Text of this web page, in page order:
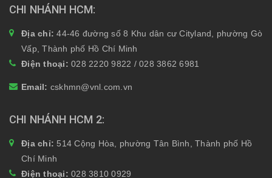
CHI NHÁNH HCM
Địa chỉ:44-46 đường số 8 Khu dân cư Cityland, phường Gò
Vấp, Thành phố Hồ Chí Minh
Điện thoại: 028 2220 9822 / 028 3862 6981
Email: cskhmn@vnl.com.vn
CHI NHÁNH HCM 2
Địa chỉ: 514 Cộng Hòa, phường Tân Bình, Thành phố Hồ
Chí Minh
Điện thoại: 028 3810 0929